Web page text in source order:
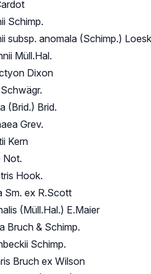
Schimp.
subsp. anomala (Schimp.)
Müll.Hal.
Dixon
(Brid.) Brid.
Grev.
Kern
Not.
Hook.
Sm. ex R.Scott
(Müll.Hal.) E.Maier
Bruch & Schimp.
Schimp.
Bruch ex Wilson